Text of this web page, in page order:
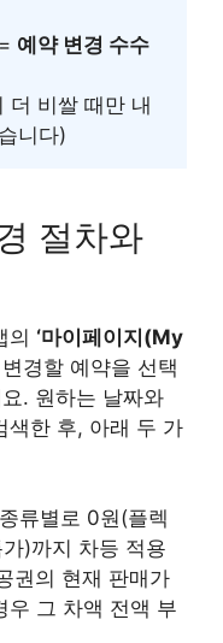
예약 변경 수수
더 비쌀 때만 내
니다)
절차와
의 ‘마이페이지(My
경할 예약을 선택
요. 원하는 날짜와
색한 후, 아래 두 가
류별로 0원(플렉
)까지 차등 적용
권의 현재 판매가
우 그 차액 전액 부